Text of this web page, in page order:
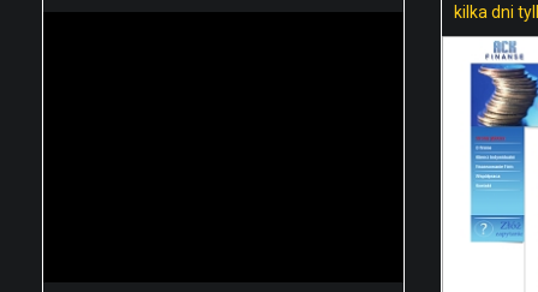
kilka dni